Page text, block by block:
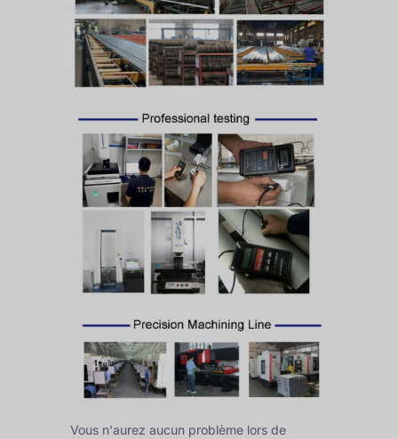
Vous n'aurez aucun problème lors de